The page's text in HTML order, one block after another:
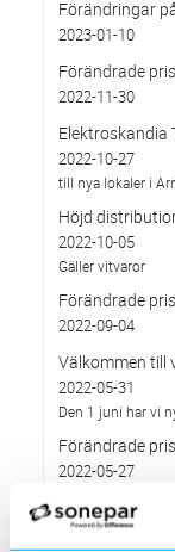
Förändringar
2023-01-10
Förändrade
2022-11-30
Elektroskandia
2022-10-27
till nya lokaler i
Höjd
2022-10-05
Gäller vitvaror
Förändrade
2022-09-04
Välkommen till
2022-05-31
Den 1 juni har vi
Förändrade
2022-05-27
Grundkurs för
2022-04-01